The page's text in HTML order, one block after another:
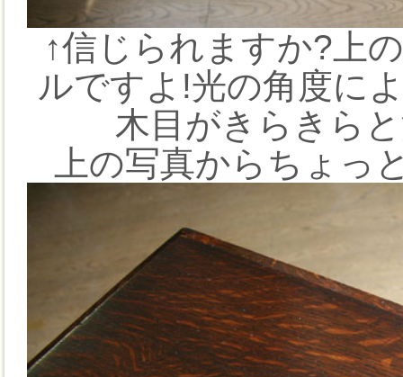
↑信じられますか?上
ルですよ!光の角度に
木目がきらきら
上の写真からちょっ